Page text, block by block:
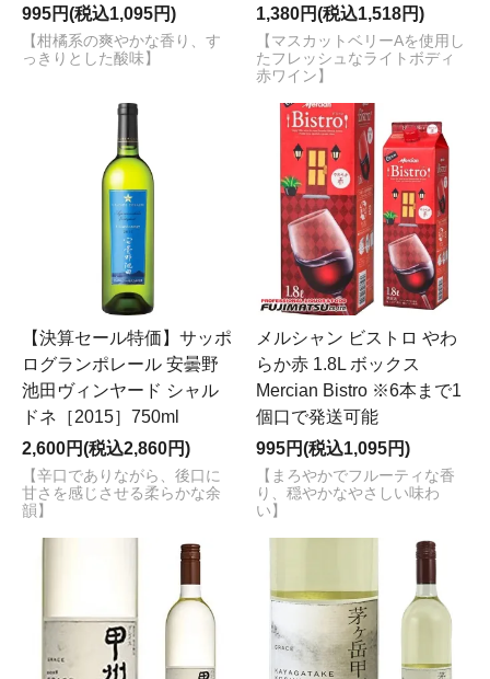
995円(税込1,095円)
【柑橘系の爽やかな香り、す
っきりとした酸味】
1,380円(税込1,518円)
【マスカットベリーAを使用し
たフレッシュなライトボディ
赤ワイン】
【決算セール特価】サッポ
ログランポレール 安曇野
池田ヴィンヤード シャル
ドネ［2015］750ml
2,600円(税込2,860円)
【辛口でありながら、後口に
甘さを感じさせる柔らかな余
韻】
メルシャン ビストロ やわ
らか赤 1.8L ボックス
Mercian Bistro ※6本まで1
個口で発送可能
995円(税込1,095円)
【まろやかでフルーティな香
り、穏やかなやさしい味わ
い】